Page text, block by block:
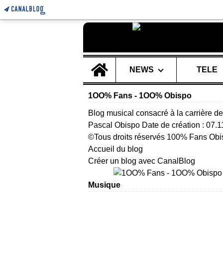
NEWS
TELE
1OO% Fans - 1OO% Obispo
Blog musical consacré à la carrière de
Pascal Obispo Date de création :
©Tous droits réservés 100% Fans
Accueil du blog
Créer un blog avec CanalBlog
Musique